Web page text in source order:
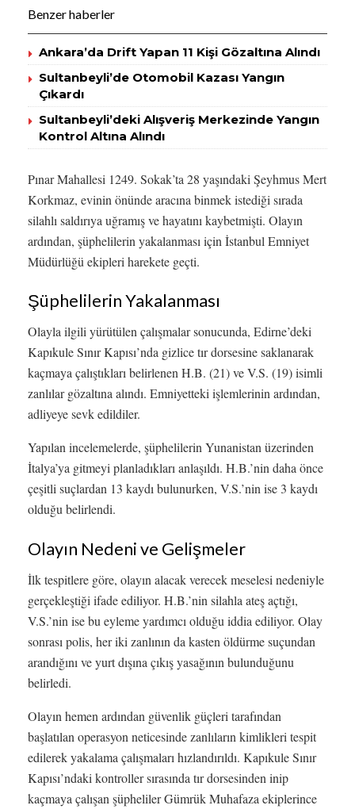
Benzer haberler
Ankara’da Drift Yapan 11 Kişi Gözaltına Alındı
Sultanbeyli’de Otomobil Kazası Yangın
Çıkardı
Sultanbeyli’deki Alışveriş Merkezinde Yangın
Kontrol Altına Alındı
Pınar Mahallesi 1249. Sokak’ta 28 yaşındaki Şeyhmus Mert
Korkmaz, evinin önünde aracına binmek istediği sırada
silahlı saldırıya uğramış ve hayatını kaybetmişti. Olayın
ardından, şüphelilerin yakalanması için İstanbul Emniyet
Müdürlüğü ekipleri harekete geçti.
Şüphelilerin Yakalanması
Olayla ilgili yürütülen çalışmalar sonucunda, Edirne’deki
Kapıkule Sınır Kapısı’nda gizlice tır dorsesine saklanarak
kaçmaya çalıştıkları belirlenen H.B. (21) ve V.S. (19) isimli
zanlılar gözaltına alındı. Emniyetteki işlemlerinin ardından,
adliyeye sevk edildiler.
Yapılan incelemelerde, şüphelilerin Yunanistan üzerinden
İtalya’ya gitmeyi planladıkları anlaşıldı. H.B.’nin daha önce
çeşitli suçlardan 13 kaydı bulunurken, V.S.’nin ise 3 kaydı
olduğu belirlendi.
Olayın Nedeni ve Gelişmeler
İlk tespitlere göre, olayın alacak verecek meselesi nedeniyle
gerçekleştiği ifade ediliyor. H.B.’nin silahla ateş açtığı,
V.S.’nin ise bu eyleme yardımcı olduğu iddia ediliyor. Olay
sonrası polis, her iki zanlının da kasten öldürme suçundan
arandığını ve yurt dışına çıkış yasağının bulunduğunu
belirledi.
Olayın hemen ardından güvenlik güçleri tarafından
başlatılan operasyon neticesinde zanlıların kimlikleri tespit
edilerek yakalama çalışmaları hızlandırıldı. Kapıkule Sınır
Kapısı’ndaki kontroller sırasında tır dorsesinden inip
kaçmaya çalışan şüpheliler Gümrük Muhafaza ekiplerince